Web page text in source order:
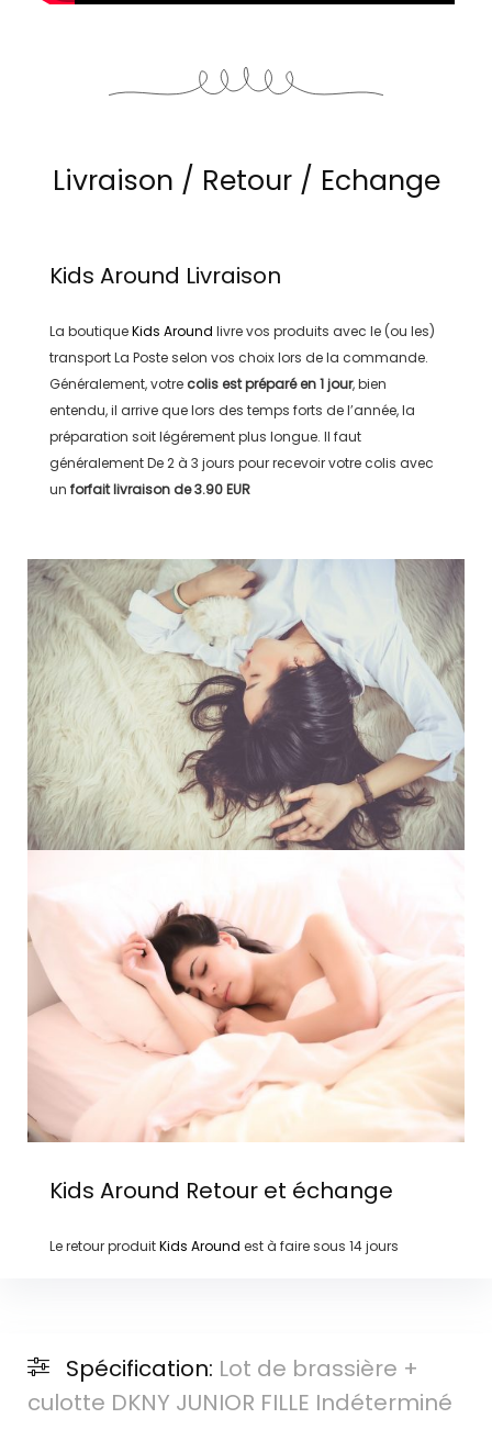
Livraison / Retour / Echange
Kids Around Livraison
La boutiqueKids Around livre vos produits avec le (ou les)
transportLa Posteselon vos choix lors de la commande.
Généralement, votre colis est préparé en1 jour, bien
entendu, il arrive que lors des temps forts de l’année, la
préparation soit légérement plus longue. Il faut
généralementDe 2 à 3 jours pour recevoir votre colis avec
un forfait livraison de3.90 EUR
Kids Around Retour et échange
Le retour produitKids Around est à faire sous 14 jours
Spécification: Lot de brassière +
culotte DKNY JUNIOR FILLE Indéterminé